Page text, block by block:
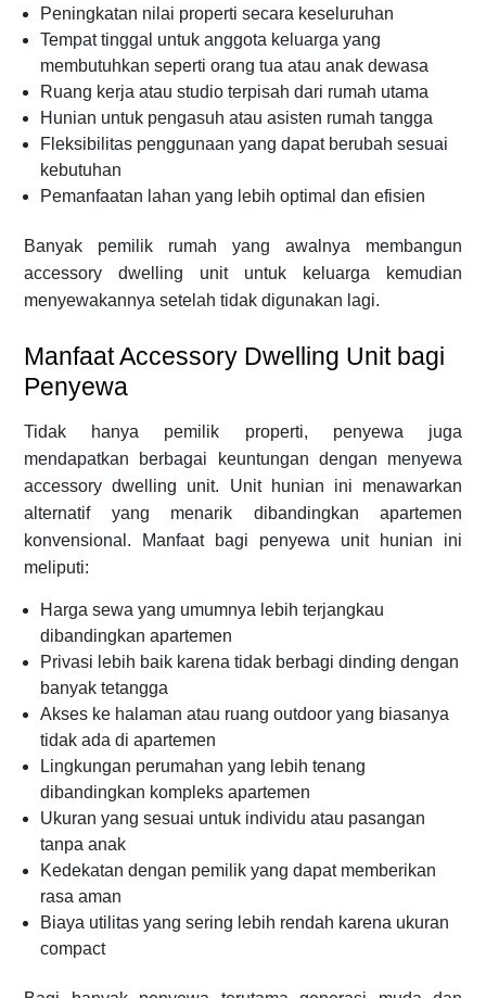
Peningkatan nilai properti secara keseluruhan
Tempat tinggal untuk anggota keluarga yang
membutuhkan seperti orang tua atau anak dewasa
Ruang kerja atau studio terpisah dari rumah utama
Hunian untuk pengasuh atau asisten rumah tangga
Fleksibilitas penggunaan yang dapat berubah sesuai
kebutuhan
Pemanfaatan lahan yang lebih optimal dan efisien
Banyak pemilik rumah yang awalnya membangun
accessory dwelling unit untuk keluarga kemudian
menyewakannya setelah tidak digunakan lagi.
Manfaat Accessory Dwelling Unit bagi
Penyewa
Tidak hanya pemilik properti, penyewa juga
mendapatkan berbagai keuntungan dengan menyewa
accessory dwelling unit. Unit hunian ini menawarkan
alternatif yang menarik dibandingkan apartemen
konvensional. Manfaat bagi penyewa unit hunian ini
meliputi:
Harga sewa yang umumnya lebih terjangkau
dibandingkan apartemen
Privasi lebih baik karena tidak berbagi dinding dengan
banyak tetangga
Akses ke halaman atau ruang outdoor yang biasanya
tidak ada di apartemen
Lingkungan perumahan yang lebih tenang
dibandingkan kompleks apartemen
Ukuran yang sesuai untuk individu atau pasangan
tanpa anak
Kedekatan dengan pemilik yang dapat memberikan
rasa aman
Biaya utilitas yang sering lebih rendah karena ukuran
compact